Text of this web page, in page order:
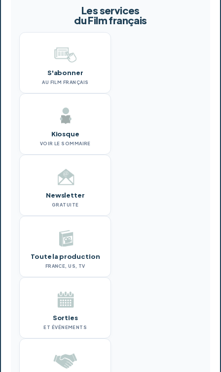
Les services
du Film français
S'abonner
AU FILM FRANÇAIS
Kiosque
VOIR LE SOMMAIRE
Newsletter
GRATUITE
Toute la production
FRANCE, US, TV
Sorties
ET ÉVÉNEMENTS